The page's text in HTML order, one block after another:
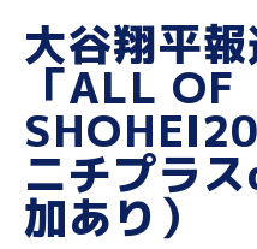
大谷翔平
「ALL OF
ニチプラ
加あり）